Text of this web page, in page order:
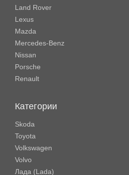
Land Rover
Lexus
Mazda
Mercedes-Benz
Nissan
Porsche
Renault
Категории
Skoda
Toyota
Volkswagen
Volvo
Лада (Lada)